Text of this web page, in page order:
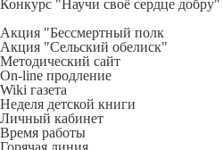
Конкурс "Научи своё сердце добру"
Акция "Бессмертный полк
Акция "Сельский обелиск"
Методический сайт
On-line продление
Wiki газета
Неделя детской книги
Личный кабинет
Время работы
Горячая линия